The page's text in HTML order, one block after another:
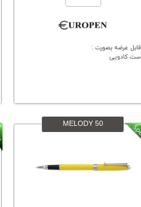
قابل عرضه بصورت :
ست کادویی
MELODY 50